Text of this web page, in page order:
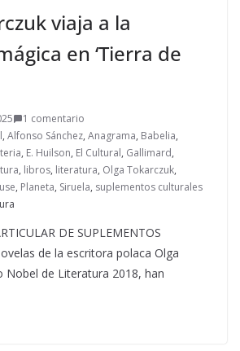
viaja a la
en ‘Tierra de
1 comentario
, Alfonso Sánchez, Anagrama, Babelia,
, E. Huilson, El Cultural, Gallimard,
, libros, literatura, Olga Tokarczuk,
, Planeta, Siruela, suplementos culturales
DE SUPLEMENTOS
de la escritora polaca Olga
Nobel de Literatura 2018, han